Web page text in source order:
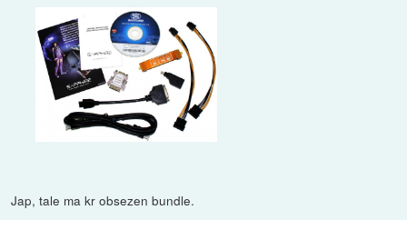
Jap, tale ma kr obsezen bundle.